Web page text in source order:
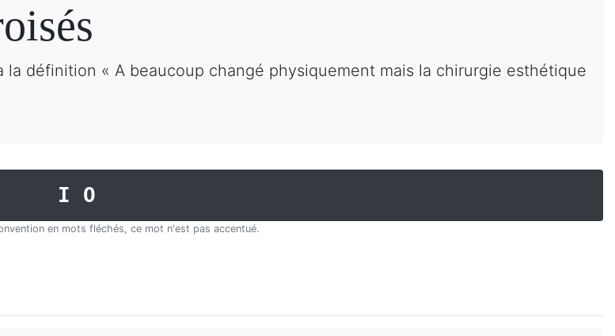
définition « A beaucoup changé physiquement mais la chirurgie esthétique
IO
en mots fléchés, ce mot n'est pas accentué.